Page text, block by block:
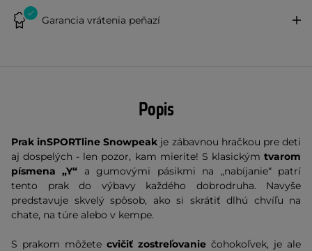
Garancia vrátenia peňazí
Popis
Prak inSPORTline Snowpeak je zábavnou hračkou pre deti
aj dospelých - len pozor, kam mierite! S klasickým tvarom
písmena „Y“ a gumovými pásikmi na „nabíjanie“ patrí
tento prak do výbavy každého dobrodruha. Navyše
predstavuje skvelý spôsob, ako si skrátiť dlhú chvíľu na
chate, na túre alebo v kempe.
S prakom môžete cvičiť zostreľovanie čohokoľvek, je ale